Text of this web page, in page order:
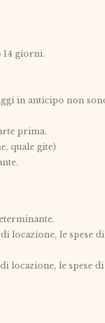
14 giorni.
in anticipo non
prima.
quale gite)
locazione, le spese
locazione, le spese